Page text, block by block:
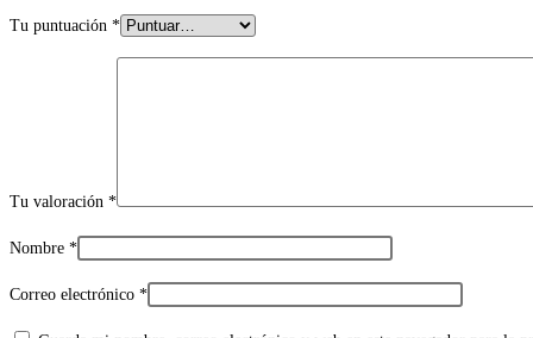
Tu puntuación *
Tu valoración *
Nombre *
Correo electrónico *